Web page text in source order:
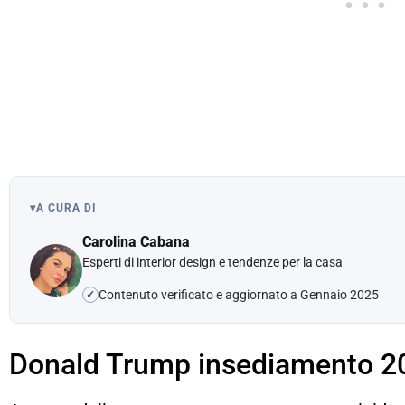
▾A CURA DI
Carolina Cabana
Esperti di interior design e tendenze per la casa
✓ Contenuto verificato e aggiornato a Gennaio 2025
Donald Trump insediamento